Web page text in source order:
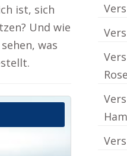
ist, sich
Und wie
was